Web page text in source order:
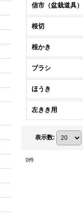
信市（盆栽道具
根切
根かき
ブラシ
ほうき
左きき用
表示数:
0件